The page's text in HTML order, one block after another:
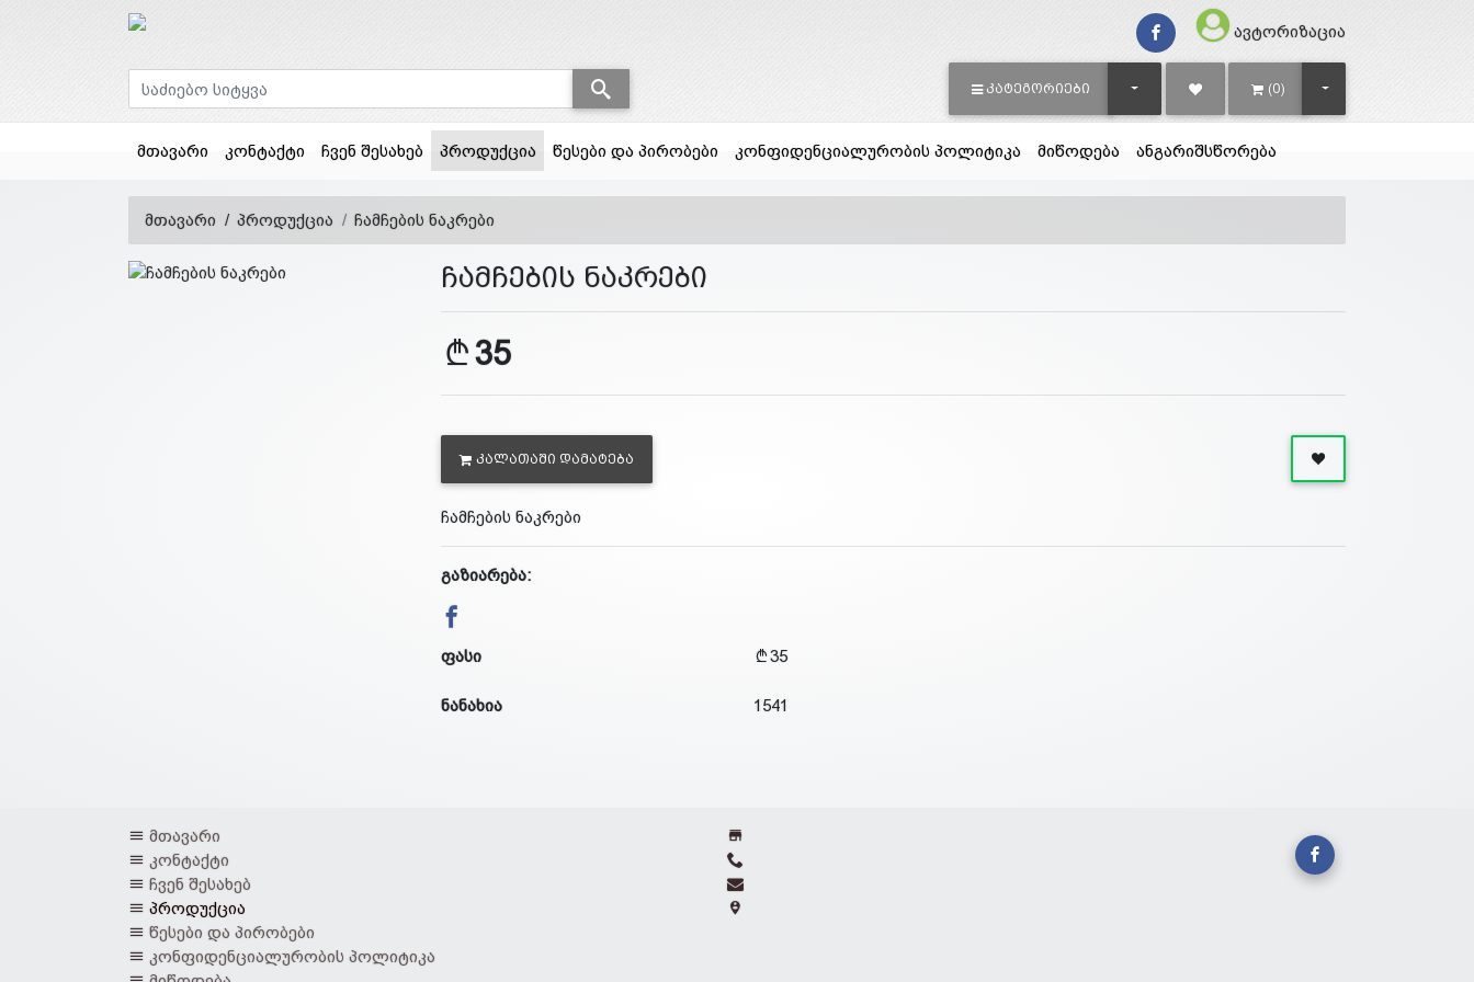
ავტორიზაცია
ᲙᲐᲢᲔᲒᲝᲠᲘᲔᲑᲘ TOGGLE DROPDOWN(0) TOGGLE DROPDOWN
მთავარი კონტაქტი ჩვენ შესახებ პროდუქცია(current)
წესები და პირობები კონფიდენციალურობის პოლიტიკა მიწოდება ანგარიშსწორება
მთავარი პროდუქცია ჩამჩების ნაკრები
ჩამჩების ნაკრები
35
ᲙᲐᲚᲐᲗᲐᲨᲘ ᲓᲐᲛᲐᲢᲔᲑᲐ
ჩამჩების ნაკრები
გაზიარება:
ფასი 35
ნანახია 1541
მთავარი
კონტაქტი
ჩვენ შესახებ
პროდუქცია
წესები და პირობები
კონფიდენციალურობის პოლიტიკა